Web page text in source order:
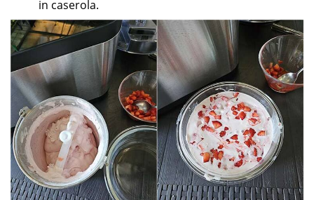
in caserola.